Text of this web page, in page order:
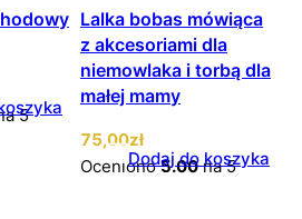
5
Lalka bobas mówiąca
z akcesoriami dla
niemowlaka i torbą dla
małej mamy
75,00zł
Oceniono5.00na 5
Dodaj do koszyka